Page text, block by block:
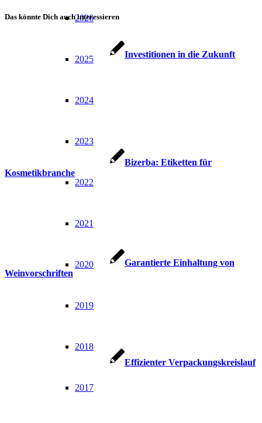
2026
2025
2024
2023
2022
2021
2020
2019
2018
2017
Das könnte Dich auch interessieren
Investitionen in die Zukunft
Bizerba: Etiketten für
Kosmetikbranche
Garantierte Einhaltung von
Weinvorschriften
Effizienter Verpackungskreislauf